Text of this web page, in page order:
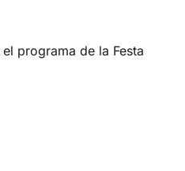
programa de la Festa